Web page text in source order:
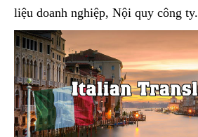
liệu doanh nghiệp, Nội quy công ty.